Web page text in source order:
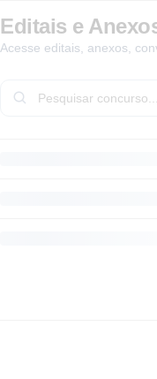
Editais e
Acesse editais, anexos,